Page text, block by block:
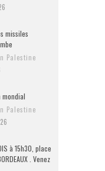
missiles
Palestine
mondial
Palestine
à 15h30, place
. Venez